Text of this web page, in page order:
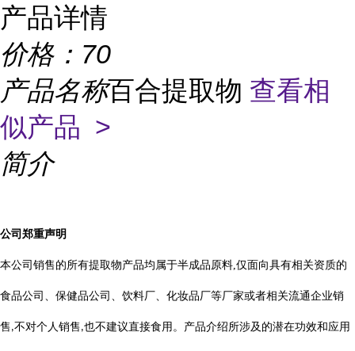
产品详情
价格： 70
产品名称百合提取物 查看相
似产品 >
简介
公司郑重声明
本公司销售的所有提取物产品均属于半成品原料,仅面向具有相关资质的
食品公司、保健品公司、饮料厂、化妆品厂等厂家或者相关流通企业销
售,不对个人销售,也不建议直接食用。产品介绍所涉及的潜在功效和应用